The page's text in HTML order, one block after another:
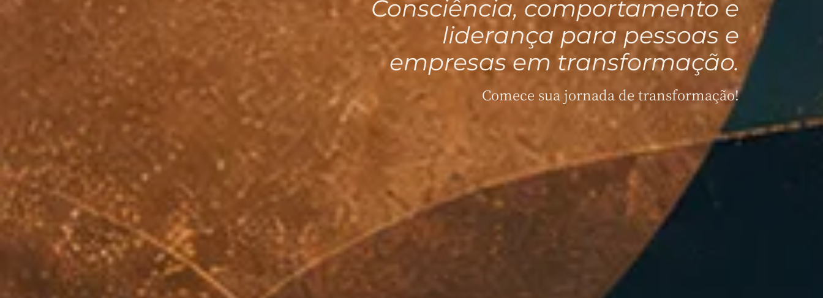
Consciência, comportamento e
liderança para pessoas e
empresas em transformação.
Comece sua jornada de transformação!